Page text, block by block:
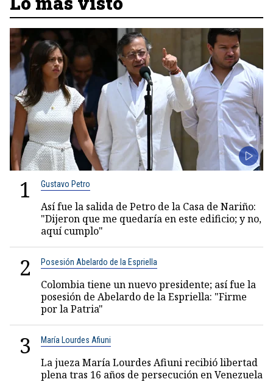
1 Gustavo Petro
Así fue la salida de Petro de la Casa de Nariño:
"Dijeron que me quedaría en este edificio; y no,
aquí cumplo"
2 Posesión Abelardo de la Espriella
Colombia tiene un nuevo presidente; así fue la
posesión de Abelardo de la Espriella: "Firme
por la Patria"
3 María Lourdes Afiuni
La jueza María Lourdes Afiuni recibió libertad
plena tras 16 años de persecución en Venezuela